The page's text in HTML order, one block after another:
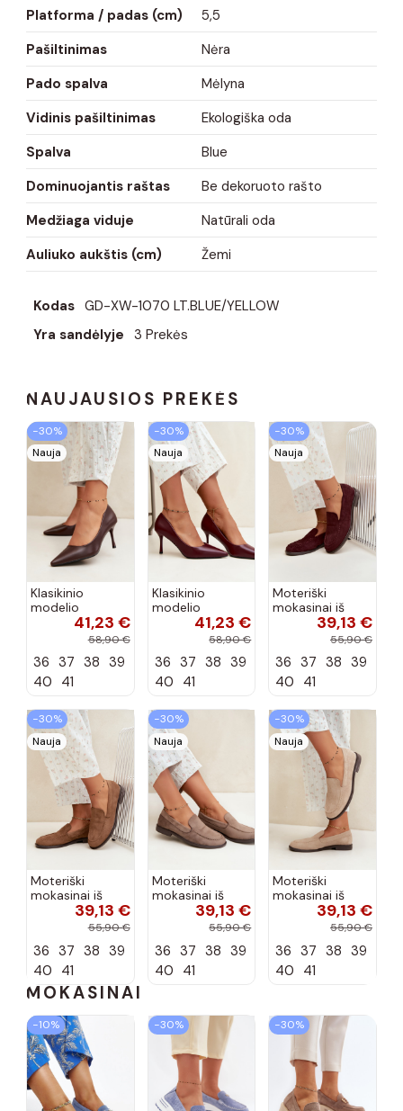
Platforma / padas (cm)
5,5
Pašiltinimas
Nėra
Pado spalva
Mėlyna
Vidinis pašiltinimas
Ekologiška oda
Spalva
Blue
Dominuojantis raštas
Be dekoruoto rašto
Medžiaga viduje
Natūrali oda
Auliuko aukštis (cm)
Žemi
Kodas GD-XW-1070 LT.BLUE/YELLOW
Yra sandėlyje 3 Prekės
NAUJAUSIOS PREKĖS
−30%
Nauja
Klasikinio
modelio
aukštakulniai
šokolado
spalvos Nesha
41,23 €
58,90 €
36 37 38 39
40 41
−30%
Nauja
Klasikinio
modelio
aukštakulniai
bordo spalvos
Nesha
41,23 €
58,90 €
36 37 38 39
40 41
−30%
Nauja
Moteriški
mokasinai iš
dirbtinės
zomšos, bordo
39,13 €
55,90 €
36 37 38 39
40 41
−30%
Nauja
Moteriški
mokasinai iš
dirbtinės
zomšos, rudos
39,13 €
55,90 €
36 37 38 39
40 41
−30%
Nauja
Moteriški
mokasinai iš
dirbtinės
zomšos, molio
39,13 €
55,90 €
36 37 38 39
40 41
−30%
Nauja
Moteriški
mokasinai iš
dirbtinės
zomšos, smėlio
39,13 €
55,90 €
36 37 38 39
40 41
MOKASINAI
−10% −30% −30%